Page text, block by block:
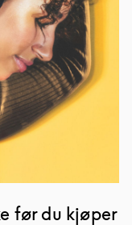
før du kjøper